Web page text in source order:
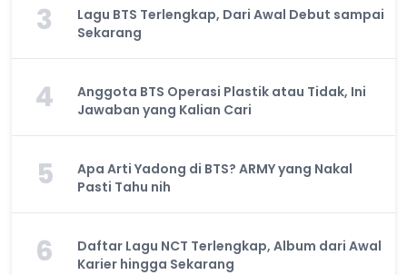
3
Lagu BTS Terlengkap, Dari Awal Debut sampai
Sekarang
4
Anggota BTS Operasi Plastik atau Tidak, Ini
Jawaban yang Kalian Cari
5
Apa Arti Yadong di BTS? ARMY yang Nakal
Pasti Tahu nih
6
Daftar Lagu NCT Terlengkap, Album dari Awal
Karier hingga Sekarang